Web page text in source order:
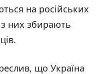
на російських
з них збирають
що Україна